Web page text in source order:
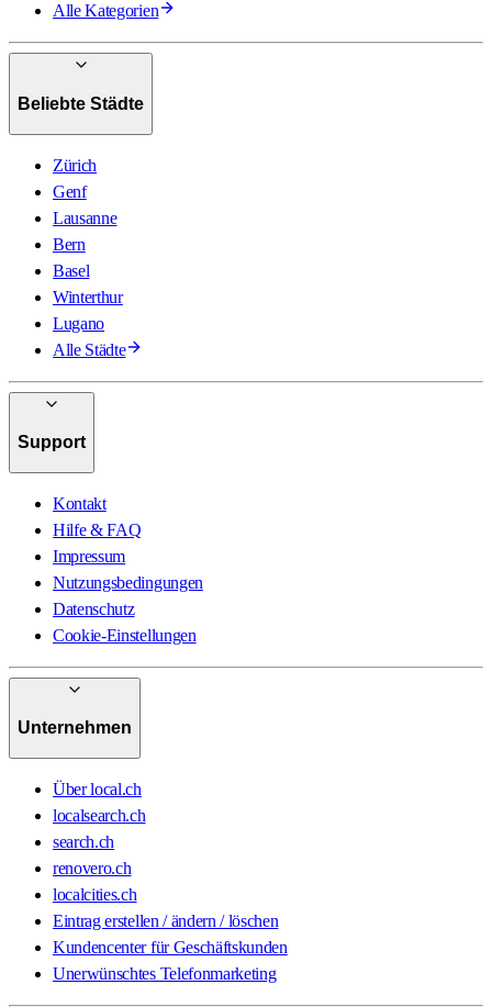
Alle Kategorien
Beliebte Städte
Zürich
Genf
Lausanne
Bern
Basel
Winterthur
Lugano
Alle Städte
Support
Kontakt
Hilfe & FAQ
Impressum
Nutzungsbedingungen
Datenschutz
Cookie-Einstellungen
Unternehmen
Über local.ch
localsearch.ch
search.ch
renovero.ch
localcities.ch
Eintrag erstellen / ändern / löschen
Kundencenter für Geschäftskunden
Unerwünschtes Telefonmarketing